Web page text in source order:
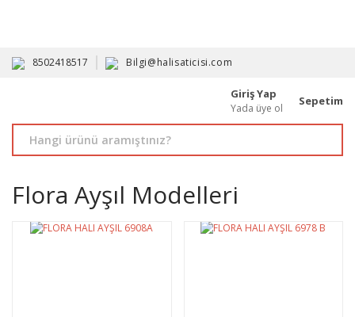
8502418517 Bilgi@halisaticisi.com
Giriş Yap
Yada üye ol
Sepetim
Flora Ayşıl Modelleri